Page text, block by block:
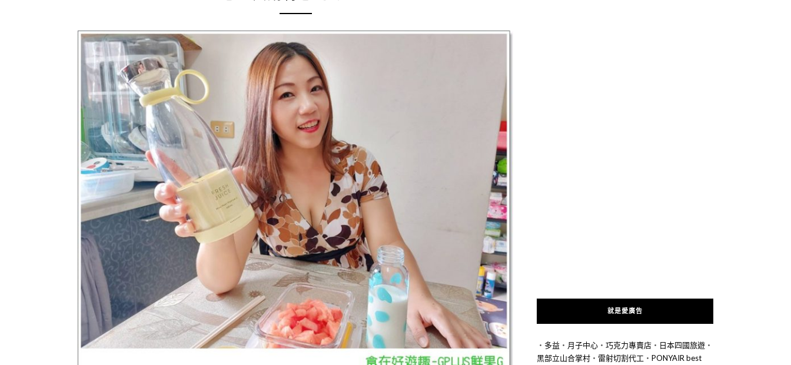
就是愛廣告
‧ 多益 ‧ 月子中心 ‧ 巧克力專賣店 ‧ 日本四國旅遊 ‧
黑部立山合掌村 ‧ 雷射切割代工 ‧ PONYAIR best